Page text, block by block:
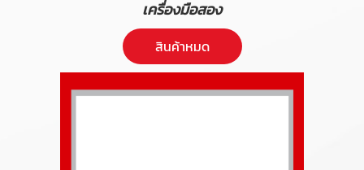
เครื่องมือสอง
สินค้าหมด